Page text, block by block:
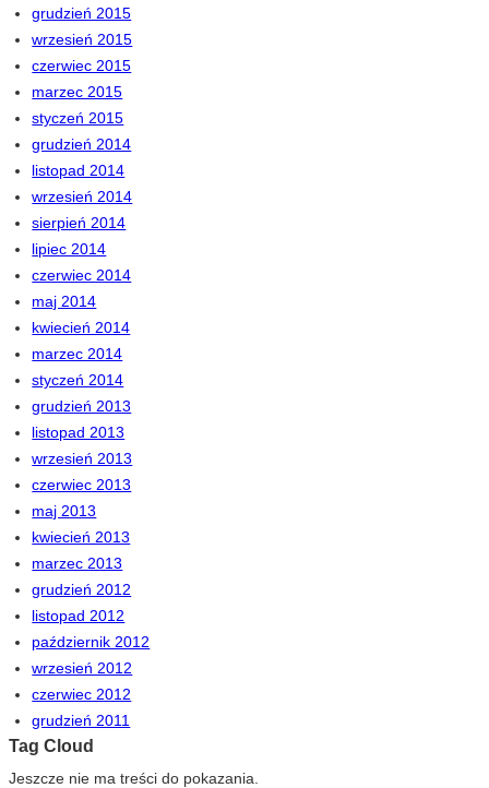
grudzień 2015
wrzesień 2015
czerwiec 2015
marzec 2015
styczeń 2015
grudzień 2014
listopad 2014
wrzesień 2014
sierpień 2014
lipiec 2014
czerwiec 2014
maj 2014
kwiecień 2014
marzec 2014
styczeń 2014
grudzień 2013
listopad 2013
wrzesień 2013
czerwiec 2013
maj 2013
kwiecień 2013
marzec 2013
grudzień 2012
listopad 2012
październik 2012
wrzesień 2012
czerwiec 2012
grudzień 2011
Tag Cloud
Jeszcze nie ma treści do pokazania.